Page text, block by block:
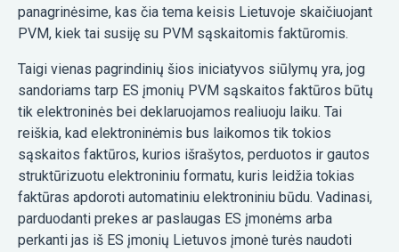
panagrinėsime, kas čia tema keisis Lietuvoje skaičiuojant
PVM, kiek tai susiję su PVM sąskaitomis faktūromis.
Taigi vienas pagrindinių šios iniciatyvos siūlymų yra, jog
sandoriams tarp ES įmonių PVM sąskaitos faktūros būtų
tik elektroninės bei deklaruojamos realiuoju laiku. Tai
reiškia, kad elektroninėmis bus laikomos tik tokios
sąskaitos faktūros, kurios išrašytos, perduotos ir gautos
struktūrizuotu elektroniniu formatu, kuris leidžia tokias
faktūras apdoroti automatiniu elektroniniu būdu. Vadinasi,
parduodanti prekes ar paslaugas ES įmonėms arba
perkanti jas iš ES įmonių Lietuvos įmonė turės naudoti